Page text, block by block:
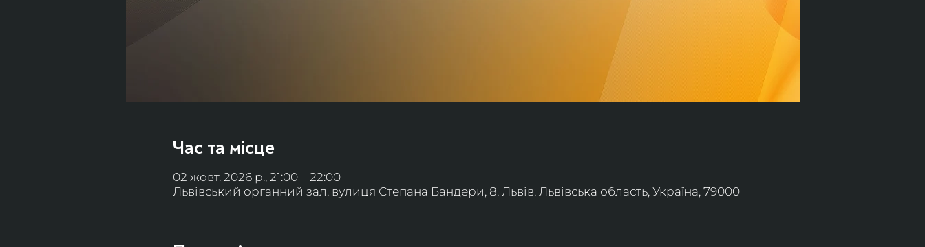
Час та місце
02 жовт. 2026 р., 21:00 – 22:00
Львівський органний зал, вулиця Степана Бандери, 8, Львів, Львівська область, Україна, 79000